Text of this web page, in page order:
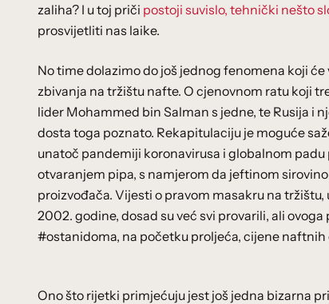
zaliha? I u toj priči postoji suvislo, tehnički nešto
prosvijetliti nas laike.
No time dolazimo do još jednog fenomena koji
zbivanja na tržištu nafte. O cjenovnom ratu koji
lider Mohammed bin Salman s jedne, te Rusija i
dosta toga poznato. Rekapitulaciju je moguće
unatoč pandemiji koronavirusa i globalnom
otvaranjem pipa, s namjerom da jeftinom
proizvođača. Vijesti o pravom masakru na
2002. godine, dosad su već svi provarili, ali
#ostanidoma, na početku proljeća, cijene
Ono što rijetki primjećuju jest još jedna bizarna